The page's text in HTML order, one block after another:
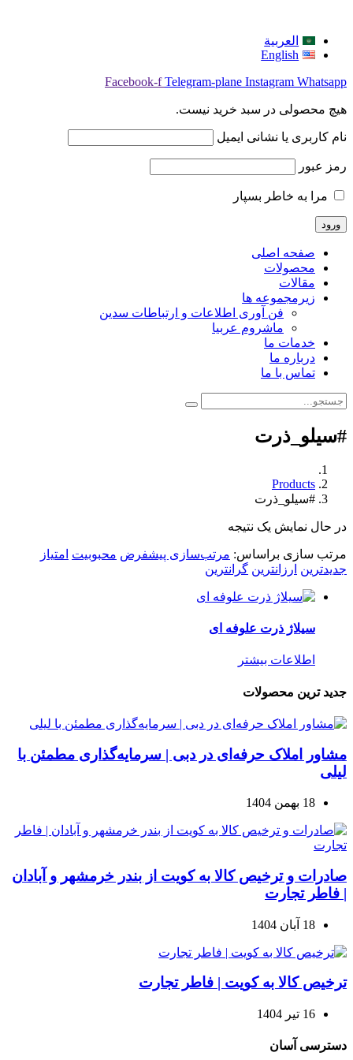
العربية
English
Facebook-f Telegram-plane Instagram Whatsapp
هیچ محصولی در سبد خرید نیست.
نام کاربری یا نشانی ایمیل
رمز عبور
مرا به خاطر بسپار
صفحه اصلی
محصولات
مقالات
زیرمجموعه ها
فن آوری اطلاعات و ارتباطات سدین
ماشروم عربيا
خدمات ما
درباره ما
تماس با ما
#سیلو_ذرت
Products
#سیلو_ذرت
در حال نمایش یک نتیجه
مرتب سازی براساس: مرتب‌سازی پیشفرض محبوبیت امتیاز
جدیدترین ارزانترین گرانترین
سیلاژ ذرت علوفه ای
اطلاعات بیشتر
جدید ترین محصولات
مشاور املاک حرفه‌ای در دبی | سرمایه‌گذاری مطمئن با
لیلی
18 بهمن 1404
صادرات و ترخیص کالا به کویت از بندر خرمشهر و آبادان
| فاطر تجارت
18 آبان 1404
ترخیص کالا به کویت | فاطر تجارت
16 تیر 1404
دسترسی آسان